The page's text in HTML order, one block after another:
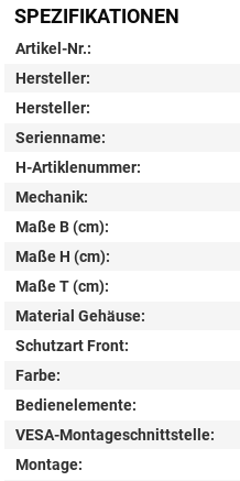
SPEZIFIKATIONEN
Artikel-Nr.:
Hersteller:
Hersteller:
Serienname:
H-Artiklenummer:
Mechanik:
Maße B (cm):
Maße H (cm):
Maße T (cm):
Material Gehäuse:
Schutzart Front:
Farbe:
Bedienelemente:
VESA-Montageschnittstelle:
Montage: